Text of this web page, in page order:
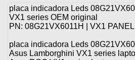
placa indicadora Leds
VX1 series OEM original
PN: 08G21VX6011H | VX1
placa indicadora Leds
Asus Lamborghini VX1 series